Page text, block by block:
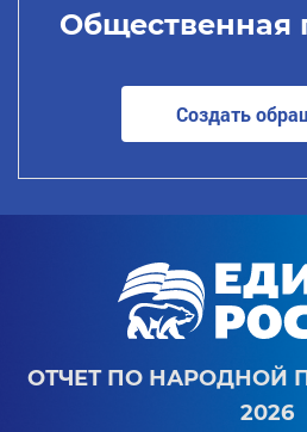
Общественная
Создать
ОТЧЕТ ПО НАРОДНОЙ
2026